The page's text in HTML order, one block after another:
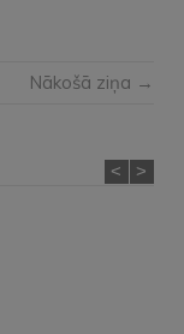
Nākošā ziņa →
< >